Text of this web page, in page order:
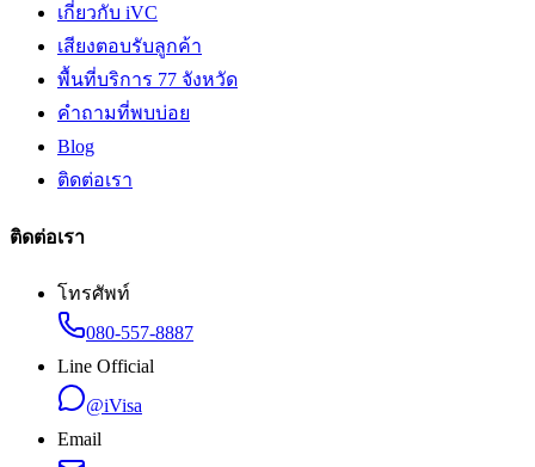
เกี่ยวกับ iVC
เสียงตอบรับลูกค้า
พื้นที่บริการ 77 จังหวัด
คำถามที่พบบ่อย
Blog
ติดต่อเรา
ติดต่อเรา
โทรศัพท์
080-557-8887
Line Official
@iVisa
Email